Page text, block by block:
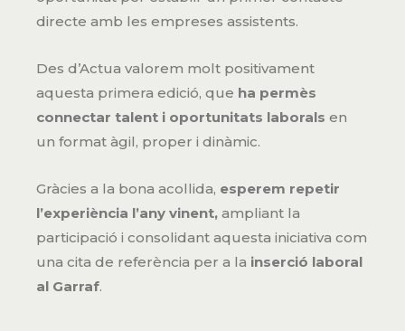
directe amb les empreses assistents.
Des d’Actua valorem molt positivament
aquesta primera edició, que ha permès
connectar talent i oportunitats laborals en
un format àgil, proper i dinàmic.
Gràcies a la bona acollida, esperem repetir
l’experiència l’any vinent, ampliant la
participació i consolidant aquesta iniciativa com
una cita de referència per a la inserció laboral
al Garraf.